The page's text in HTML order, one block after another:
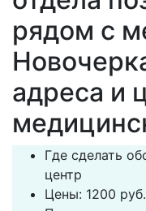
рядом с
адреса и
Где сделать
центр
Цены: 1200 руб.